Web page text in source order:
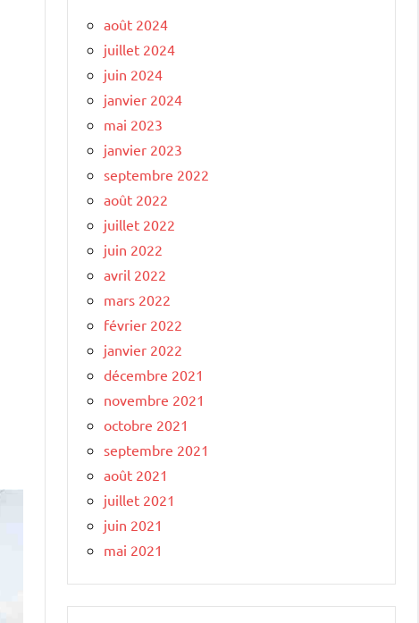
août 2024
juillet 2024
juin 2024
janvier 2024
mai 2023
janvier 2023
septembre 2022
août 2022
juillet 2022
juin 2022
avril 2022
mars 2022
février 2022
janvier 2022
décembre 2021
novembre 2021
octobre 2021
septembre 2021
août 2021
juillet 2021
juin 2021
mai 2021